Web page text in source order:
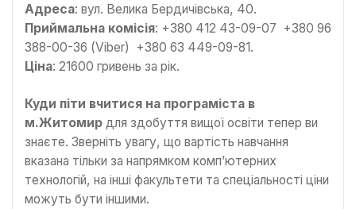
Адреса: вул. Велика Бердичівська, 40.
Приймальна комісія: +380 412 43-09-07 +380 96
388-00-36 (Viber) +380 63 449-09-81.
Ціна: 21600 гривень за рік.
Куди піти вчитися на програміста в
м.Житомир для здобуття вищої освіти тепер ви
знаєте. Зверніть увагу, що вартість навчання
вказана тільки за напрямком комп’ютерних
технологій, на інші факультети та спеціальності ціни
можуть бути іншими.